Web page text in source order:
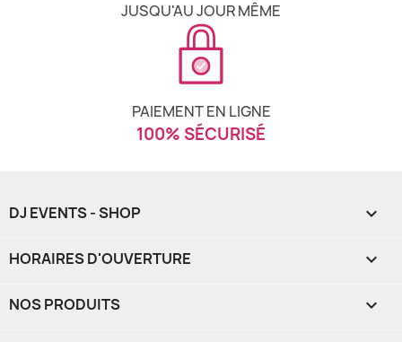
JUSQU'AU JOUR MÊME
PAIEMENT EN LIGNE
100% SÉCURISÉ
DJ EVENTS - SHOP 
HORAIRES D'OUVERTURE 
NOS PRODUITS 